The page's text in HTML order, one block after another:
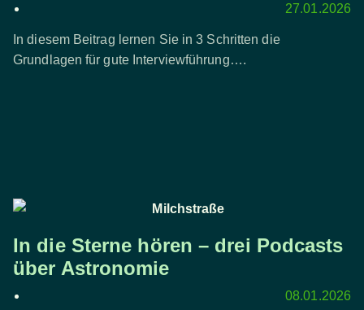
27.01.2026
In diesem Beitrag lernen Sie in 3 Schritten die
Grundlagen für gute Interviewführung….
In die Sterne hören – drei Podcasts
über Astronomie
08.01.2026